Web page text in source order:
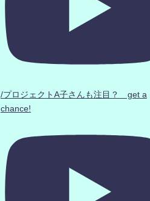
/プロジェクトA子さんも注目？ get a
chance!